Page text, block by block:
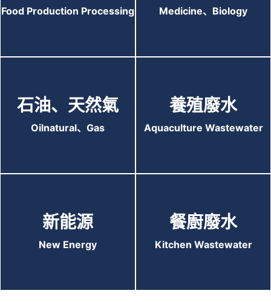
Food Production Processing Medicine、Biology
石油、天然氣
Oilnatural、Gas
養殖廢水
Aquaculture Wastewater
新能源
New Energy
餐廚廢水
Kitchen Wastewater